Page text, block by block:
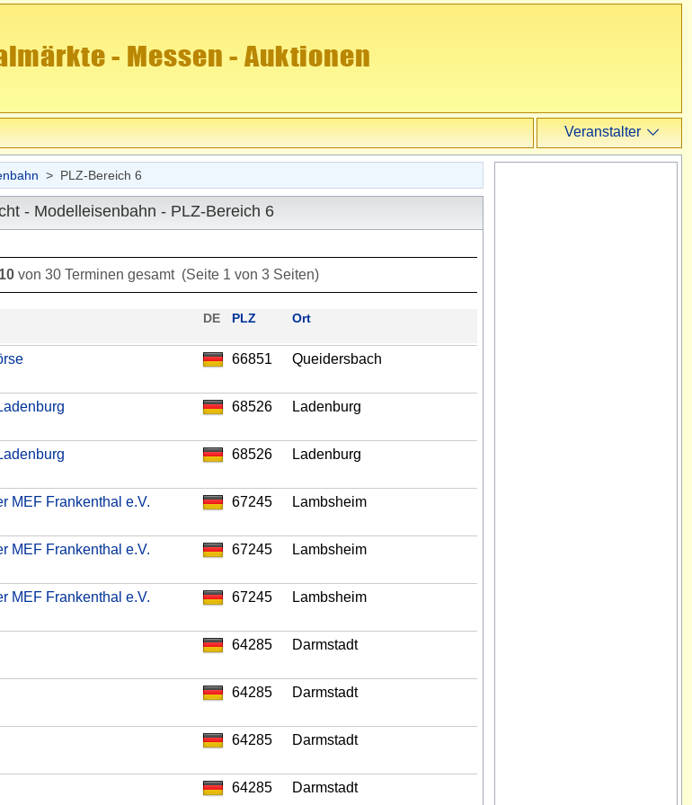
Veranstalter
Veranstalter
> PLZ-Bereich 6
- Modelleisenbahn - PLZ-Bereich 6
von 30 Terminen gesamt (Seite 1 von 3 Seiten)
DE PLZ Ort
66851 Queidersbach
68526 Ladenburg
68526 Ladenburg
MEF Frankenthal e.V. 67245 Lambsheim
MEF Frankenthal e.V. 67245 Lambsheim
MEF Frankenthal e.V. 67245 Lambsheim
64285 Darmstadt
64285 Darmstadt
64285 Darmstadt
64285 Darmstadt